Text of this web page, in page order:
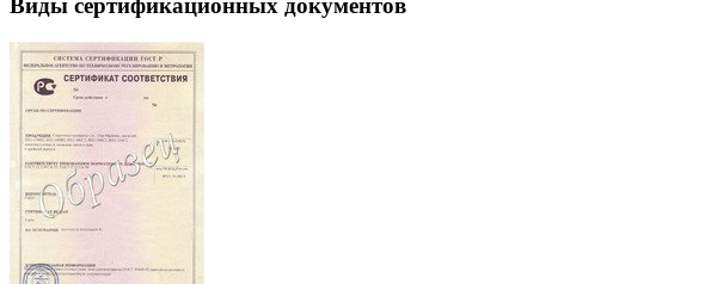
Виды сертификационных документов